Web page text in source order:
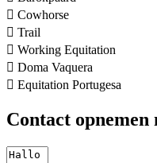
 Cowhorse
 Trail
 Working Equitation
 Doma Vaquera
 Equitation Portugesa
Contact opnemen